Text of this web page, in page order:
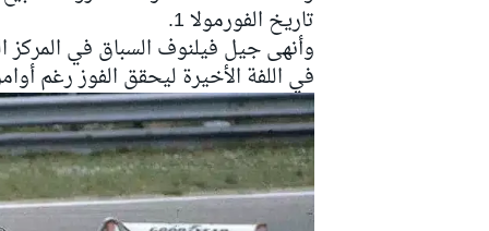
تاريخ الفورمولا 1.
وأنهى جيل فيلنوف السباق في المركز
في اللفة الأخيرة ليحقق الفوز رغم